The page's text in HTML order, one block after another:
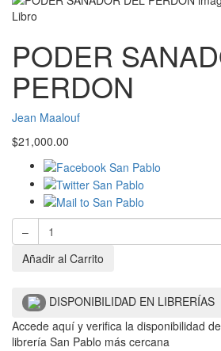
Libro
PODER
PERDON
Jean Maalouf
$21,000.00
–
Añadir al Carrito
DISPONIBILIDAD EN LIBRERÍAS
Accede aquí y verifica la disponibilidad
librería San Pablo más cercana